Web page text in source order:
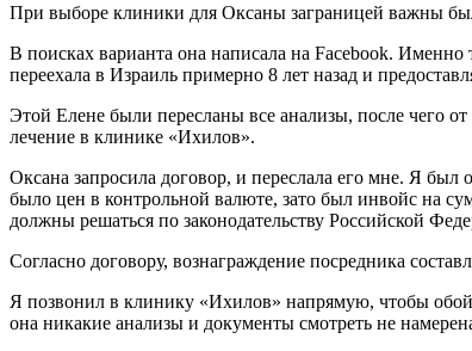
При выборе клиники для Оксаны заграницей важны
В поисках варианта она написала на Facebook.
переехала в Израиль примерно 8 лет назад и
Этой Елене были пересланы все анализы, после чего
лечение в клинике «Ихилов».
Оксана запросила договор, и переслала его мне. Я
было цен в контрольной валюте, зато был инвойс на
должны решаться по законодательству Российской
Согласно договору, вознаграждение посредника
Я позвонил в клинику «Ихилов» напрямую, чтобы
она никакие анализы и документы смотреть не